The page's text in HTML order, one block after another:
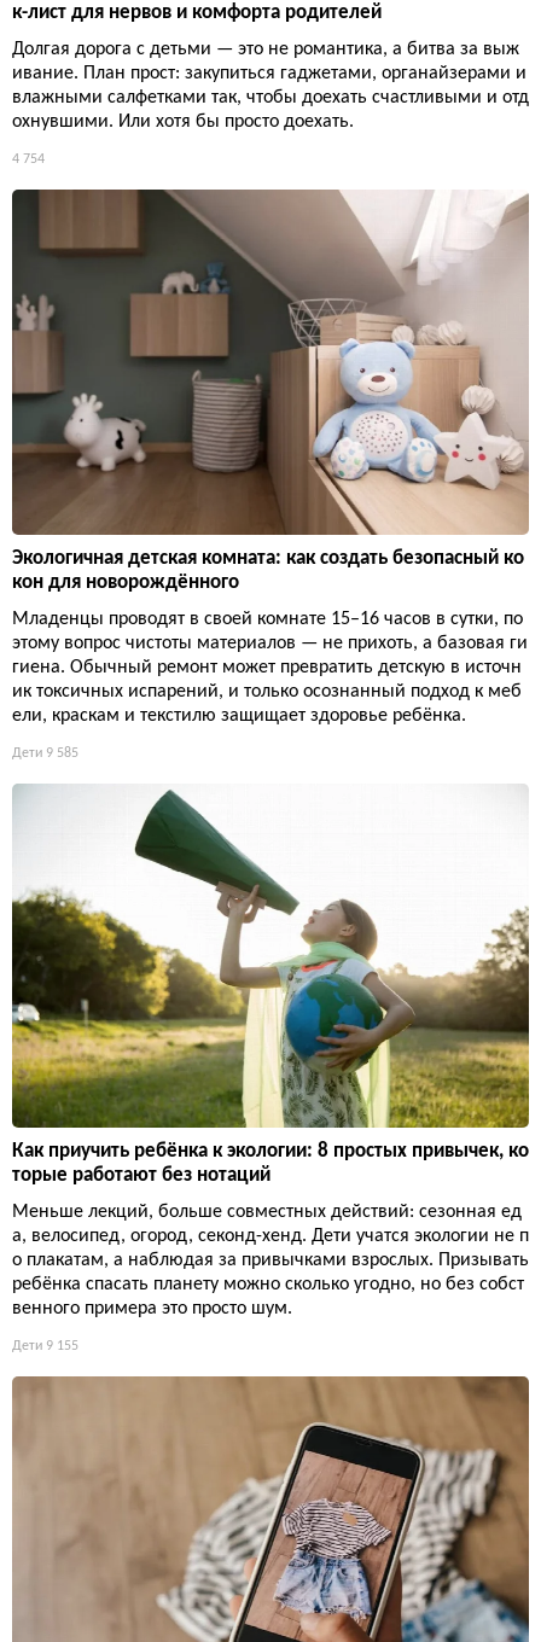
к-лист для нервов и комфорта родителей
Долгая дорога с детьми — это не романтика, а битва за выж
ивание. План прост: закупиться гаджетами, органайзерами и
влажными салфетками так, чтобы доехать счастливыми и отд
охнувшими. Или хотя бы просто доехать.
4 754
Экологичная детская комната: как создать безопасный ко
кон для новорождённого
Младенцы проводят в своей комнате 15–16 часов в сутки, по
этому вопрос чистоты материалов — не прихоть, а базовая ги
гиена. Обычный ремонт может превратить детскую в источн
ик токсичных испарений, и только осознанный подход к меб
ели, краскам и текстилю защищает здоровье ребёнка.
Дети 9 585
Как приучить ребёнка к экологии: 8 простых привычек, ко
торые работают без нотаций
Меньше лекций, больше совместных действий: сезонная ед
а, велосипед, огород, секонд-хенд. Дети учатся экологии не п
о плакатам, а наблюдая за привычками взрослых. Призывать
ребёнка спасать планету можно сколько угодно, но без собст
венного примера это просто шум.
Дети 9 155